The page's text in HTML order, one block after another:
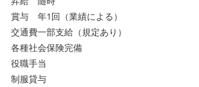
プライベートも大切に、豊かな人生を送ってほ
す。
GW休暇・夏期休暇・秋期休暇・年末年始休暇
一年間を通して連休もしっかり！メリハリある
賞与 年1回（業績による）
交通費一部支給（規定あり）
各種社会保険完備
役職手当
制服貸与